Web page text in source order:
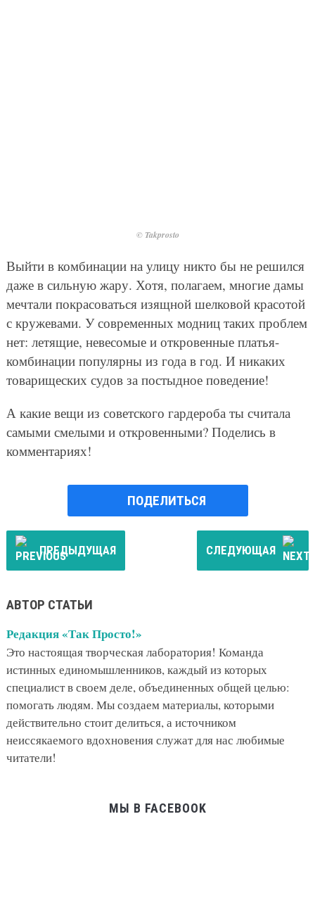
© Takprosto
Выйти в комбинации на улицу никто бы не решился
даже в сильную жару. Хотя, полагаем, многие дамы
мечтали покрасоваться изящной шелковой красотой
с кружевами. У современных модниц таких проблем
нет: летящие, невесомые и откровенные платья-
комбинации популярны из года в год. И никаких
товарищеских судов за постыдное поведение!
А какие вещи из советского гардероба ты считала
самыми смелыми и откровенными? Поделись в
комментариях!
ПОДЕЛИТЬСЯ
ПРЕДЫДУЩАЯ СЛЕДУЮЩАЯ
АВТОР СТАТЬИ
Редакция «Так Просто!»
Это настоящая творческая лаборатория! Команда
истинных единомышленников, каждый из которых
специалист в своем деле, объединенных общей целью:
помогать людям. Мы создаем материалы, которыми
действительно стоит делиться, а источником
неиссякаемого вдохновения служат для нас любимые
читатели!
МЫ В FACEBOOK